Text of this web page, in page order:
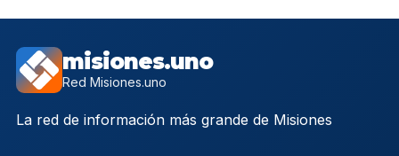
misiones.uno
Red Misiones.uno
La red de información más grande de Misiones